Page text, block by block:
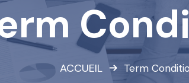
ACCUEIL Term